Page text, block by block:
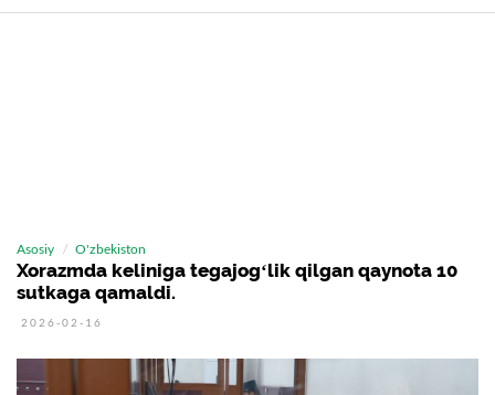
Asosiy O'zbekiston
Xorazmda keliniga tegajogʻlik qilgan qaynota 10
sutkaga qamaldi.
2026-02-16